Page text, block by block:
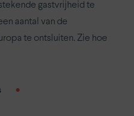
gastvrijheid te
aantal van de
te ontsluiten. Zie hoe